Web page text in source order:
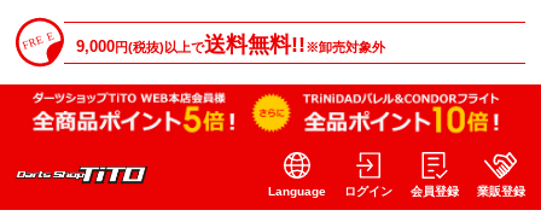
9,000円(税抜)以上で送料無料!!※卸売対象外
Language ログイン 会員登録 業販登録